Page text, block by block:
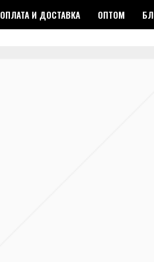
ОПЛАТА И ДОСТАВКА ОПТОМ